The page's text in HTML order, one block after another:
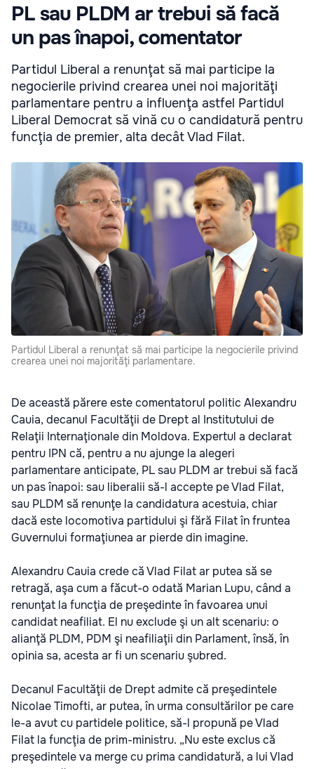
PL sau PLDM ar trebui să facă
un pas înapoi, comentator
Partidul Liberal a renunţat să mai participe la
negocierile privind crearea unei noi majorităţi
parlamentare pentru a influenţa astfel Partidul
Liberal Democrat să vină cu o candidatură pentru
funcţia de premier, alta decât Vlad Filat.
Partidul Liberal a renunţat să mai participe la negocierile privind
crearea unei noi majorităţi parlamentare.
De această părere este comentatorul politic Alexandru
Cauia, decanul Facultăţii de Drept al Institutului de
Relaţii Internaţionale din Moldova. Expertul a declarat
pentru IPN că, pentru a nu ajunge la alegeri
parlamentare anticipate, PL sau PLDM ar trebui să facă
un pas înapoi: sau liberalii să-l accepte pe Vlad Filat,
sau PLDM să renunţe la candidatura acestuia, chiar
dacă este locomotiva partidului şi fără Filat în fruntea
Guvernului formaţiunea ar pierde din imagine.
Alexandru Cauia crede că Vlad Filat ar putea să se
retragă, aşa cum a făcut-o odată Marian Lupu, când a
renunţat la funcţia de preşedinte în favoarea unui
candidat neafiliat. El nu exclude şi un alt scenariu: o
alianţă PLDM, PDM şi neafiliaţii din Parlament, însă, în
opinia sa, acesta ar fi un scenariu şubred.
Decanul Facultăţii de Drept admite că preşedintele
Nicolae Timofti, ar putea, în urma consultărilor pe care
le-a avut cu partidele politice, să-l propună pe Vlad
Filat la funcţia de prim-ministru. „Nu este exclus că
preşedintele va merge cu prima candidatură, a lui Vlad